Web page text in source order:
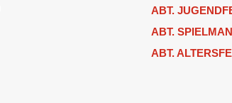
ABT.
ABT.
ABT.